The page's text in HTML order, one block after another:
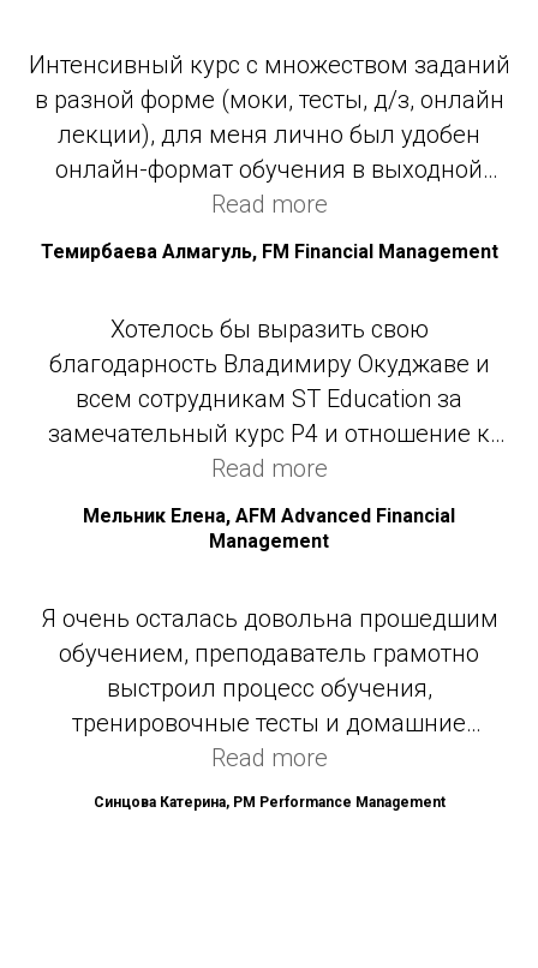
наглядными примерами. Всегда готов,
ответить на вопросы. Очень рад, что
учился у него.
Интенсивный курс с множеством заданий
в разной форме (моки, тесты, д/з, онлайн
лекции), для меня лично был удобен
онлайн-формат обучения в выходной
день, удобные часы занятий. Владимир
отличный преподаватель, темы доносит
Владимира.
Read more
Темирбаева Алмагуль, FM Financial Management
Хотелось бы выразить свою
благодарность Владимиру Окуджаве и
всем сотрудникам ST Education за
замечательный курс P4 и отношение к
подготовке слушателей. Грамотное и
логичное изложение материала
позволило мне подготовиться к экзамену
Read more
Мельник Елена, AFM Advanced Financial
Management
Я очень осталась довольна прошедшим
обучением, преподаватель грамотно
выстроил процесс обучения,
тренировочные тесты и домашние
задания были хорошим закреплением
изученного материала, а также
Read more
Синцова Катерина, PM Performance Management